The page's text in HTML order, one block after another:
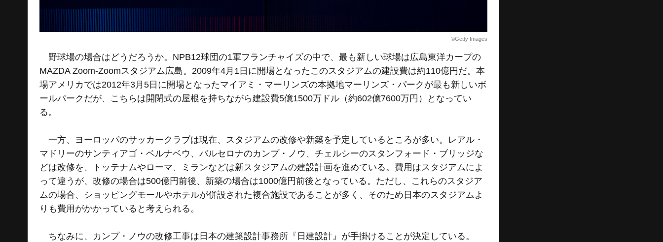
©Getty Images
野球場の場合はどうだろうか。NPB12球団の1軍フランチャイズの中で、最も新しい球場は広島東洋カープの
MAZDA Zoom-Zoomスタジアム広島。2009年4月1日に開場となったこのスタジアムの建設費は約110億円だ。本
場アメリカでは2012年3月5日に開場となったマイアミ・マーリンズの本拠地マーリンズ・パークが最も新しいボ
ールパークだが、こちらは開閉式の屋根を持ちながら建設費5億1500万ドル（約602億7600万円）となってい
る。
一方、ヨーロッパのサッカークラブは現在、スタジアムの改修や新築を予定しているところが多い。レアル・
マドリーのサンティアゴ・ベルナベウ、バルセロナのカンプ・ノウ、チェルシーのスタンフォード・ブリッジな
どは改修を、トッテナムやローマ、ミランなどは新スタジアムの建設計画を進めている。費用はスタジアムによ
って違うが、改修の場合は500億円前後、新築の場合は1000億円前後となっている。ただし、これらのスタジア
ムの場合、ショッピングモールやホテルが併設された複合施設であることが多く、そのため日本のスタジアムよ
りも費用がかかっていると考えられる。
ちなみに、カンプ・ノウの改修工事は日本の建築設計事務所『日建設計』が手掛けることが決定している。